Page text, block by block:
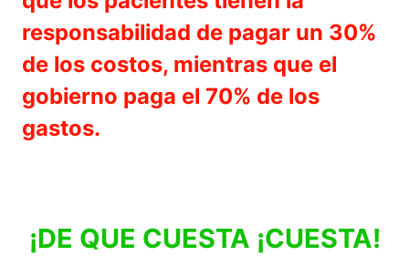
responsabilidad de pagar un 30%
de los costos, mientras que el
gobierno paga el 70% de los
gastos.
¡DE QUE CUESTA ¡CUESTA!